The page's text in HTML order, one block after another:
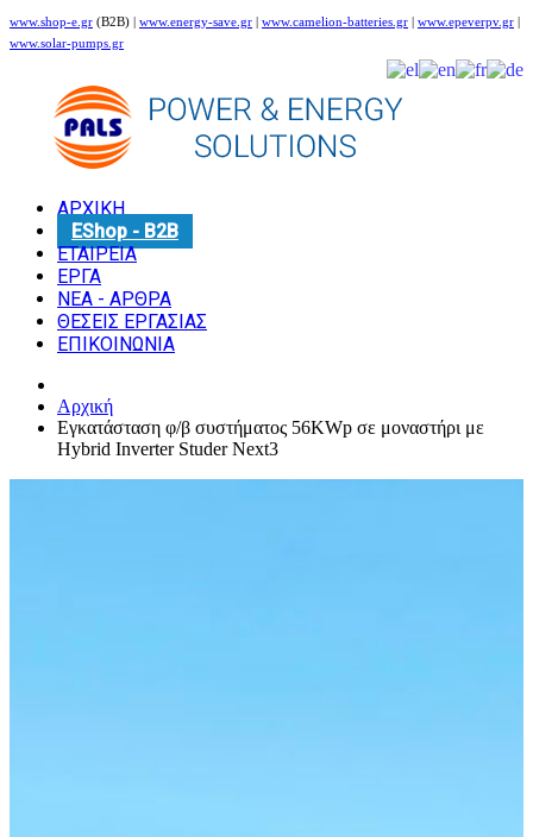
www.shop-e.gr (B2B) | www.energy-save.gr www.camelion-batteries.gr www.epeverpv.gr
www.solar-pumps.gr
ΑΡΧΙΚΗ
EShop - B2B
ΕΤΑΙΡΕΙΑ
ΕΡΓΑ
ΝΕΑ - ΑΡΘΡΑ
ΘΕΣΕΙΣ ΕΡΓΑΣΙΑΣ
ΕΠΙΚΟΙΝΩΝΙΑ
Αρχική
Εγκατάσταση φ/β συστήματος 56KWp σε μοναστήρι με
Hybrid Inverter Studer Next3